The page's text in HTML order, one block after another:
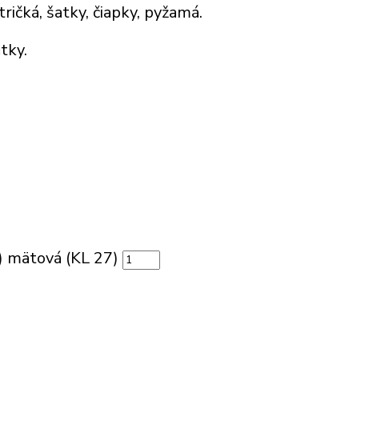
šatky, čiapky, pyžamá.
.
(KL 27)